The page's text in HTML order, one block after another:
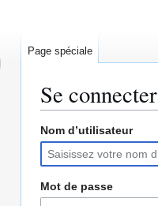
Se connecter
Aller
la
navigation
Aller
la
recherche
Nom d’utilisateur
Mot de passe
Page spéciale